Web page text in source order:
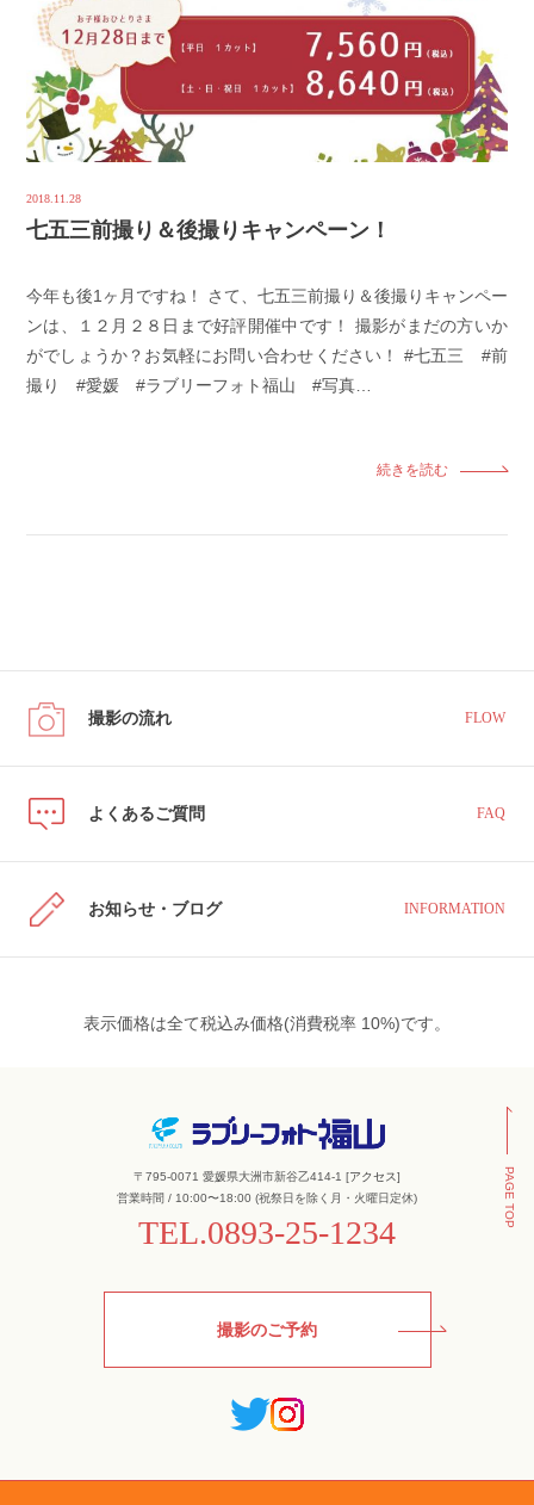
2018.11.28
七五三前撮り＆後撮りキャンペーン！
今年も後1ヶ月ですね！ さて、七五三前撮り＆後撮りキャンペー
ンは、１２月２８日まで好評開催中です！ 撮影がまだの方いか
がでしょうか？お気軽にお問い合わせください！ #七五三 #前
撮り #愛媛 #ラブリーフォト福山 #写真…
続きを読む
撮影の流れ FLOW
よくあるご質問 FAQ
お知らせ・ブログ INFORMATION
表示価格は全て税込み価格(消費税率 10%)です。
〒795-0071 愛媛県大洲市新谷乙414-1 [アクセス]
営業時間 / 10:00〜18:00 (祝祭日を除く月・火曜日定休)
TEL.0893-25-1234
撮影のご予約
PAGE TOP